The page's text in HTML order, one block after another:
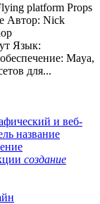
platform Props
Автор: Nick
Язык:
Maya,
для...
и веб-
название
создание